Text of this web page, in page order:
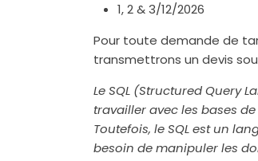
1, 2 & 3/12/2026
Pour toute demande de
transmettrons un devis
Le SQL (Structured Query
travailler avec les bases
Toutefois, le SQL est un
besoin de manipuler les